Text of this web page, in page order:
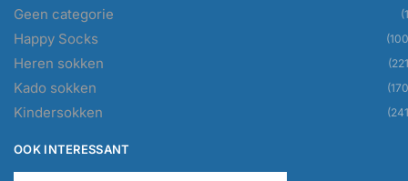
Geen categorie
Happy Socks
Heren sokken
Kado sokken
Kindersokken
OOK INTERESSANT